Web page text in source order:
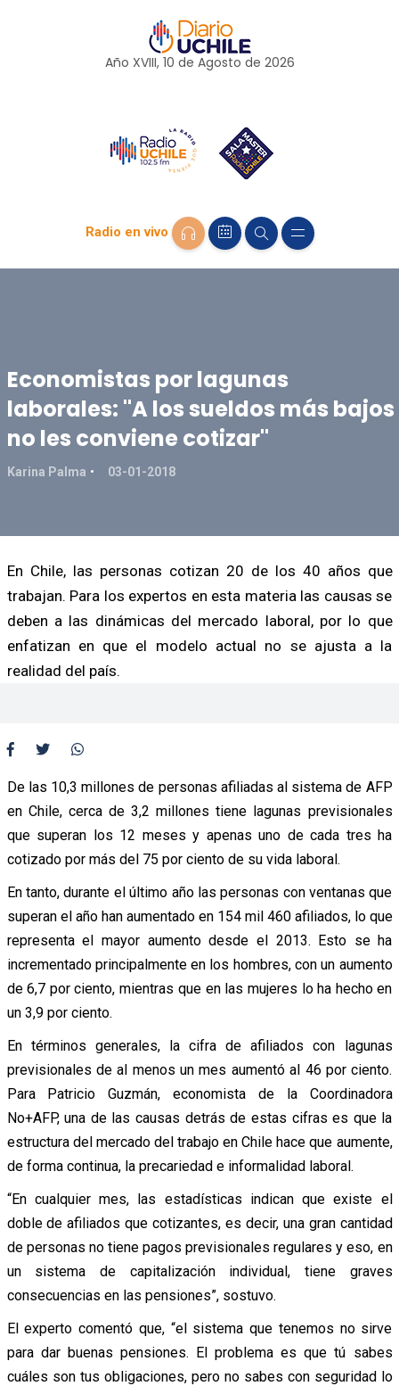
Año XVIII, 10 de Agosto de 2026
Radio en vivo
Economistas por lagunas
laborales: "A los sueldos más bajos
no les conviene cotizar"
Karina Palma 03-01-2018
En Chile, las personas cotizan 20 de los 40 años que
trabajan. Para los expertos en esta materia las causas se
deben a las dinámicas del mercado laboral, por lo que
enfatizan en que el modelo actual no se ajusta a la
realidad del país.
De las 10,3 millones de personas afiliadas al sistema de AFP
en Chile, cerca de 3,2 millones tiene lagunas previsionales
que superan los 12 meses y apenas uno de cada tres ha
cotizado por más del 75 por ciento de su vida laboral.
En tanto, durante el último año las personas con ventanas que
superan el año han aumentado en 154 mil 460 afiliados, lo que
representa el mayor aumento desde el 2013. Esto se ha
incrementado principalmente en los hombres, con un aumento
de 6,7 por ciento, mientras que en las mujeres lo ha hecho en
un 3,9 por ciento.
En términos generales, la cifra de afiliados con lagunas
previsionales de al menos un mes aumentó al 46 por ciento.
Para Patricio Guzmán, economista de la Coordinadora
No+AFP, una de las causas detrás de estas cifras es que la
estructura del mercado del trabajo en Chile hace que aumente,
de forma continua, la precariedad e informalidad laboral.
“En cualquier mes, las estadísticas indican que existe el
doble de afiliados que cotizantes, es decir, una gran cantidad
de personas no tiene pagos previsionales regulares y eso, en
un sistema de capitalización individual, tiene graves
consecuencias en las pensiones”, sostuvo.
El experto comentó que, “el sistema que tenemos no sirve
para dar buenas pensiones. El problema es que tú sabes
cuáles son tus obligaciones, pero no sabes con seguridad lo